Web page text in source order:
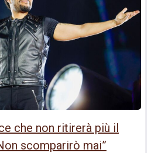
che non ritirerà più il
scomparirò mai”